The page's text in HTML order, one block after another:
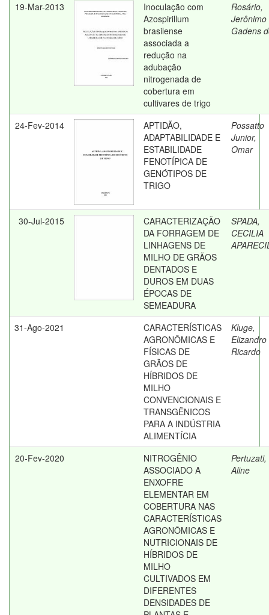
19-Mar-2013
Inoculação com
Azospirillum
brasilense
associada a
redução na
adubação
nitrogenada de
cobertura em
cultivares de trigo
Rosário,
Jerônimo
Gadens
24-Fev-2014
APTIDÃO,
ADAPTABILIDADE E
ESTABILIDADE
FENOTÍPICA DE
GENÓTIPOS DE
TRIGO
Possatto
Junior,
Omar
30-Jul-2015
CARACTERIZAÇÃO
DA FORRAGEM DE
LINHAGENS DE
MILHO DE GRÃOS
DENTADOS E
DUROS EM DUAS
ÉPOCAS DE
SEMEADURA
SPADA,
CECILIA
31-Ago-2021
CARACTERÍSTICAS
AGRONÔMICAS E
FÍSICAS DE
GRÃOS DE
HÍBRIDOS DE
MILHO
CONVENCIONAIS E
TRANSGÊNICOS
PARA A INDÚSTRIA
ALIMENTÍCIA
Kluge,
Elizandro
Ricardo
20-Fev-2020
NITROGÊNIO
ASSOCIADO A
ENXOFRE
ELEMENTAR EM
COBERTURA NAS
CARACTERÍSTICAS
AGRONÔMICAS E
NUTRICIONAIS DE
HÍBRIDOS DE
MILHO
CULTIVADOS EM
DIFERENTES
DENSIDADES DE
Pertuzati,
Aline